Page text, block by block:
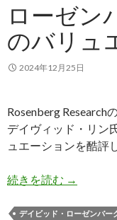
ローゼン
のバリュ
2024年12月25日
Rosenberg Research
デイヴィッド・リン
ュエーションを酷評
続きを読む ローゼン
→
デイビッド・ローゼンバー